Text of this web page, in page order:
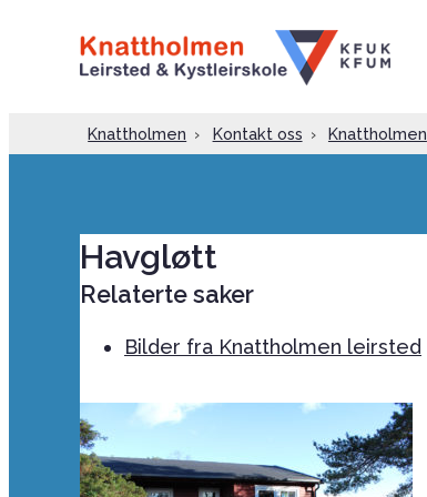
Knattholmen › Kontakt oss › Knattholmen
Havgløtt
Relaterte saker
Bilder fra Knattholmen leirsted